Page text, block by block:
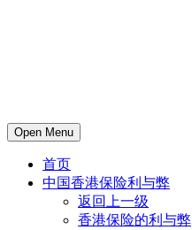
Open Menu
首页
中国香港保险利与弊
返回上一级
香港保险的利与弊